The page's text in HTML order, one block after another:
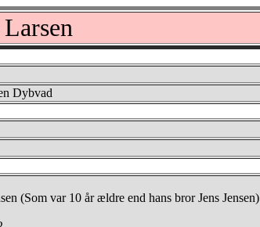
Dybvad
(Som var 10 år ældre end hans bror Jens Jensen)